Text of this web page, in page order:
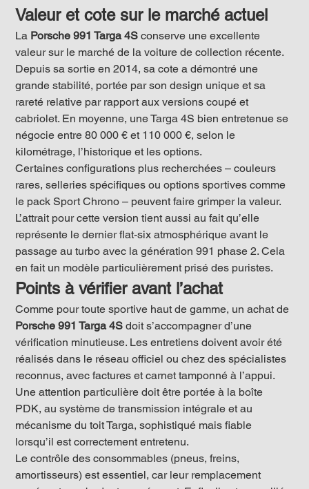
Valeur et cote sur le marché actuel
La Porsche 991 Targa 4S conserve une excellente
valeur sur le marché de la voiture de collection récente.
Depuis sa sortie en 2014, sa cote a démontré une
grande stabilité, portée par son design unique et sa
rareté relative par rapport aux versions coupé et
cabriolet. En moyenne, une Targa 4S bien entretenue se
négocie entre 80 000 € et 110 000 €, selon le
kilométrage, l’historique et les options.
Certaines configurations plus recherchées – couleurs
rares, selleries spécifiques ou options sportives comme
le pack Sport Chrono – peuvent faire grimper la valeur.
L’attrait pour cette version tient aussi au fait qu’elle
représente le dernier flat-six atmosphérique avant le
passage au turbo avec la génération 991 phase 2. Cela
en fait un modèle particulièrement prisé des puristes.
Points à vérifier avant l’achat
Comme pour toute sportive haut de gamme, un achat de
Porsche 991 Targa 4S doit s’accompagner d’une
vérification minutieuse. Les entretiens doivent avoir été
réalisés dans le réseau officiel ou chez des spécialistes
reconnus, avec factures et carnet tamponné à l’appui.
Une attention particulière doit être portée à la boîte
PDK, au système de transmission intégrale et au
mécanisme du toit Targa, sophistiqué mais fiable
lorsqu’il est correctement entretenu.
Le contrôle des consommables (pneus, freins,
amortisseurs) est essentiel, car leur remplacement